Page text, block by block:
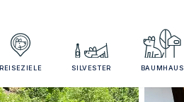
REISEZIELE SILVESTER BAUMHAUS